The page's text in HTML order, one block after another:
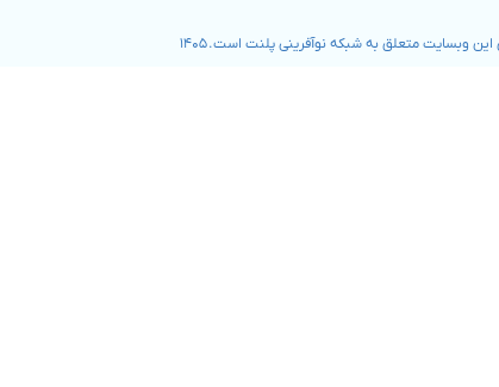
وبسایت متعلق به شبکه نوآفرینی پلنت است. ۱۴۰۵